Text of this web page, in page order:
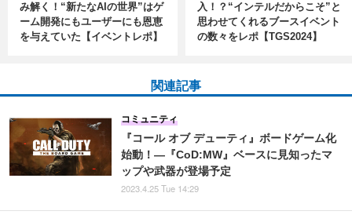
み解く！“新たなAIの世界”はゲ
ーム開発にもユーザーにも恩恵
を与えていた【イベントレポ】
入！？“インテルだからこそ”と
思わせてくれるブースイベント
の数々をレポ【TGS2024】
関連記事
『コール オブ デューティ』ボードゲーム化
始動！―『CoD:MW』ベースに見知ったマ
ップや武器が登場予定
コミュニティ
2023.4.25 Tue 14:29